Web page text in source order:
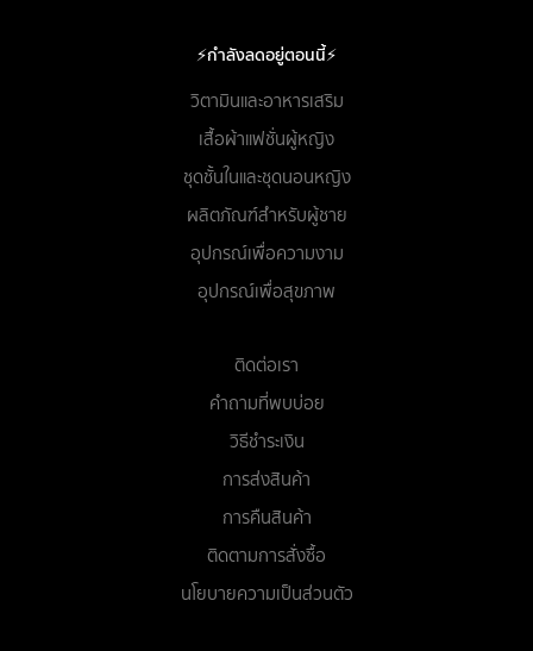
⚡กำลังลดอยู่ตอนนี้⚡
วิตามินและอาหารเสริม
เสื้อผ้าแฟชั่นผู้หญิง
ชุดชั้นในและชุดนอนหญิง
ผลิตภัณฑ์สำหรับผู้ชาย
อุปกรณ์เพื่อความงาม
อุปกรณ์เพื่อสุขภาพ
ติดต่อเรา
คำถามที่พบบ่อย
วิธีชำระเงิน
การส่งสินค้า
การคืนสินค้า
ติดตามการสั่งซื้อ
นโยบายความเป็นส่วนตัว